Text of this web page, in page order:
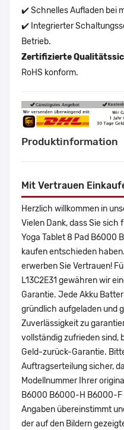
✔️ Schnelles Aufladen bei
✔️ Integrierter
Betrieb.
Zertifizierte
RoHS konform.
Produktinformation
Mit Vertrauen
Herzlich willkommen in
Vielen Dank, dass Sie
Yoga Tablet 8 Pad B6000
kaufen entschieden
erwerben Sie Vertrauen!
L13C2E31 gewähren wir
Garantie. Jede Akku
gründlich aufgeladen und
Zuverlässigkeit zu
vollständig zufrieden sind,
Geld-zurück-Garantie.
Auftragserteilung sicher,
Modellnummer Ihrer
B6000 B6000-H B6000-F
Angaben übereinstimmt
der auf den Bildern